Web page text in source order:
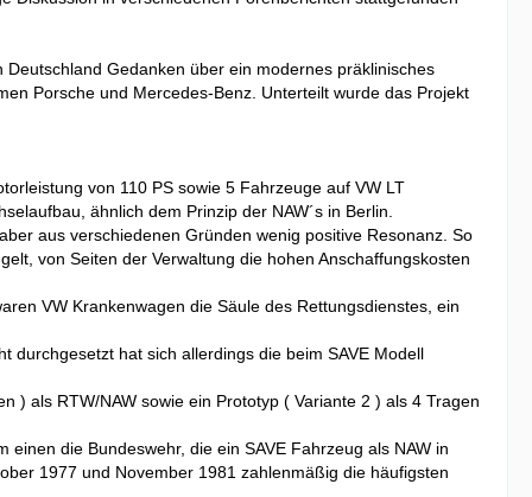
Gedanken über ein modernes präklinisches
Porsche und Mercedes-Benz. Unterteilt wurde das Projekt
von 110 PS sowie 5 Fahrzeuge auf VW LT
ähnlich dem Prinzip der NAW´s in Berlin.
aus verschiedenen Gründen wenig positive Resonanz. So
von Seiten der Verwaltung die hohen Anschaffungskosten
VW Krankenwagen die Säule des Rettungsdienstes, ein
durchgesetzt hat sich allerdings die beim SAVE Modell
) als RTW/NAW sowie ein Prototyp ( Variante 2 ) als 4 Tragen
die Bundeswehr, die ein SAVE Fahrzeug als NAW in
1977 und November 1981 zahlenmäßig die häufigsten